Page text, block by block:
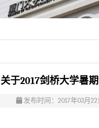
关于2017剑桥大学暑
发布时间：2017年03月22